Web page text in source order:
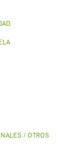
/ OTROS